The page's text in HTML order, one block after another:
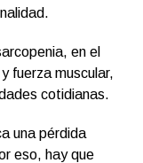
en el
fuerza muscular,
cotidianas.
una pérdida
eso, hay que